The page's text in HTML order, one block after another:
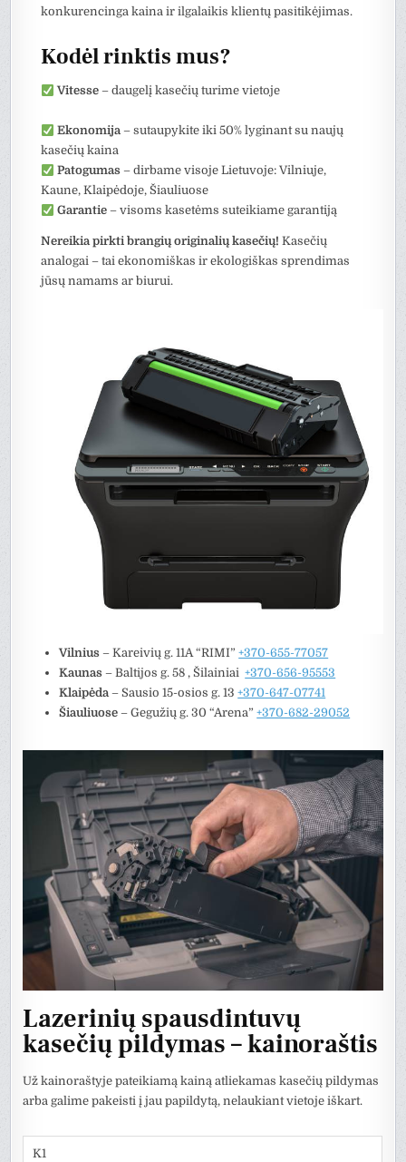
konkurencinga kaina ir ilgalaikis klientų pasitikėjimas.
Kodėl rinktis mus?
Vitesse – daugelį kasečių turime vietoje
Ekonomija– sutaupykite iki 50% lyginant su naujų
kasečių kaina
Patogumas – dirbame visoje Lietuvoje: Vilniuje,
Kaune, Klaipėdoje, Šiauliuose
Garantie – visoms kasetėms suteikiame garantiją
Nereikia pirkti brangių originalių kasečių! Kasečių
analogai – tai ekonomiškas ir ekologiškas sprendimas
jūsų namams ar biurui.
Vilnius – Kareivių g. 11A “RIMI”+370-655-77057
Kaunas – Baltijos g. 58 , Šilainiai+370-656-95553
Klaipėda – Sausio 15-osios g. 13+370-647-07741
Šiauliuose – Gegužių g. 30 “Arena”+370-682-29052
Lazerinių spausdintuvų
kasečių pildymas – kainoraštis
Už kainoraštyje pateikiamą kainą atliekamas kasečių pildymas
arba galime pakeisti į jau papildytą, nelaukiant vietoje iškart.
K1